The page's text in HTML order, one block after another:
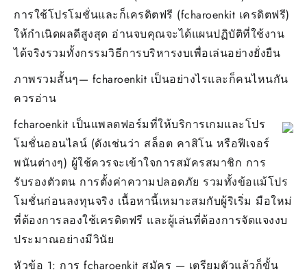
คอม
เล่น
การใช้โปรโมชั่นและก็เครดิตฟรี (fcharoenkit เครดิตฟรี)
ให้กำเนิดผลดีสูงสุด อ่านจบคุณจะได้แผนปฏิบัติที่ใช้งาน
ได้จริงรวมทั้งกรรมวิธีการบริหารงบเพื่อเล่นอย่างยั่งยืน
ภาพรวมสั้นๆ— fcharoenkit เป็นอย่างไรและก็คนไหนกัน
ควรอ่าน
fcharoenkit เป็นแพลตฟอร์มที่ให้บริการเกมและโปร
โมชั่นออนไลน์ (ดังเช่นว่า สล็อต คาสิโน หรือฟีเจอร์
พนันต่างๆ) ผู้ใช้ควรจะเข้าใจการสมัครสมาชิก การ
รับรองตัวตน การตั้งค่าความปลอดภัย รวมทั้งข้อแม้โปร
โมชั่นก่อนลงทุนจริง เนื้อหานี้เหมาะสมกับผู้ริเริ่ม มือใหม่
ที่ต้องการลองใช้เครดิตฟรี และผู้เล่นที่ต้องการจัดแจงงบ
ประมาณอย่างมีวินัย
หัวข้อ 1: การ fcharoenkit สมัคร — เตรียมตัวแล้วก็ขั้น